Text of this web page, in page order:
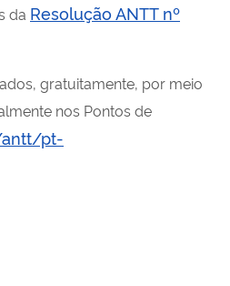
da Resolução ANTT nº
gratuitamente, por meio
nos Pontos de
pt-